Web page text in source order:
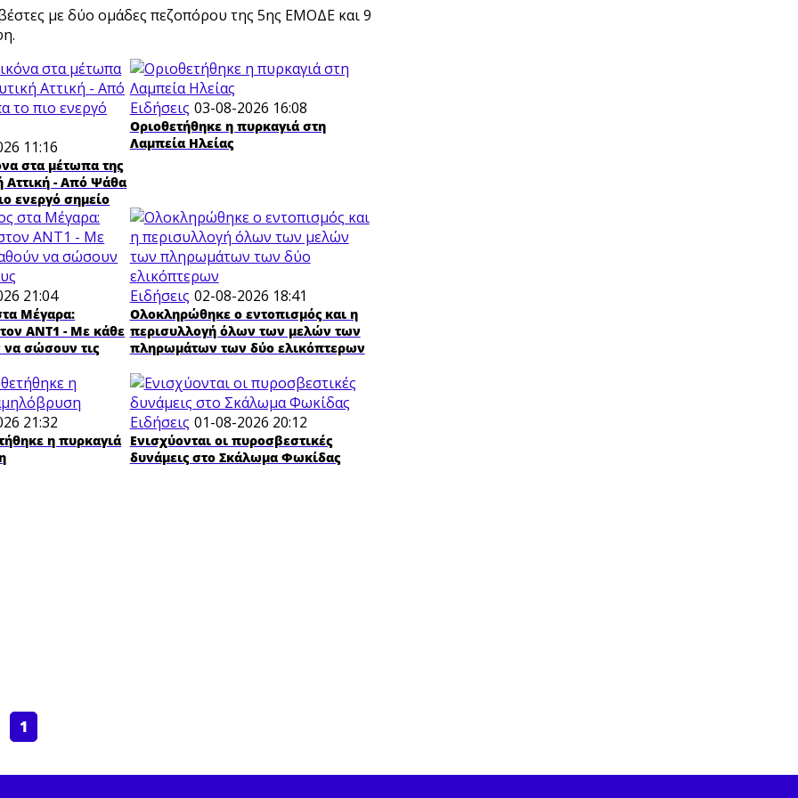
με δύο ομάδες πεζοπόρου της 5ης ΕΜΟΔΕ και 9
11:16
στα μέτωπα της
Αττική - Από Ψάθα
ενεργό σημείο
Ειδήσεις 03-08-2026 16:08
Οριοθετήθηκε η πυρκαγιά στη
Λαμπεία Ηλείας
21:04
Μέγαρα:
ΑΝΤ1 - Με κάθε
σώσουν τις
Ειδήσεις 02-08-2026 18:41
Ολοκληρώθηκε ο εντοπισμός και η
περισυλλογή όλων των μελών των
πληρωμάτων των δύο ελικόπτερων
21:32
η πυρκαγιά
Ειδήσεις 01-08-2026 20:12
Ενισχύονται οι πυροσβεστικές
δυνάμεις στο Σκάλωμα Φωκίδας
1